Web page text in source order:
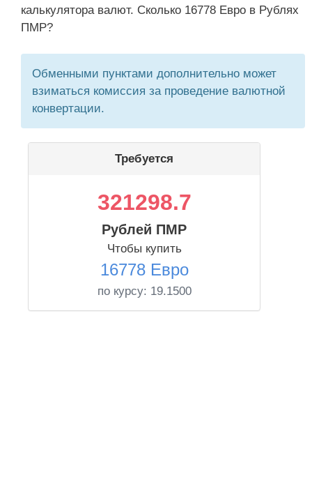
калькулятора валют. Сколько 16778 Евро в Рублях
ПМР?
Обменными пунктами дополнительно может
взиматься комиссия за проведение валютной
конвертации.
Требуется
321298.7
Рублей ПМР
Чтобы купить
16778 Евро
по курсу: 19.1500